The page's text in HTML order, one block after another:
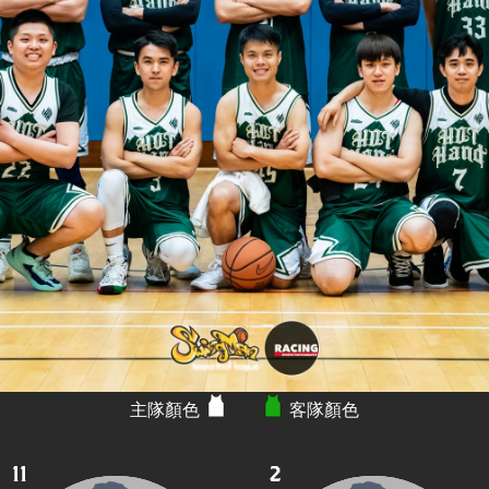
主隊顏色 客隊顏色
11 2